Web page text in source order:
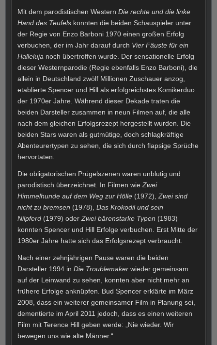
Mit dem parodistischen WesternDie rechte und die linke
Hand des Teufels konnten die beiden Schauspieler unter
der Regie von Enzo Barboni 1970 einen großen Erfolg
verbuchen, der im Jahr darauf durch Vier Fäuste für ein
Halleluja noch übertroffen wurde. Der sensationelle Erfolg
dieser Westernparodie (Regie ebenfalls Enzo Barboni), die
allein in Deutschland zwölf Millionen Zuschauer anzog,
etablierte Spencer und Hill als erfolgreichstes Komikerduo
der 1970er Jahre. Während dieser Dekade traten die
beiden Darsteller zusammen in neun Filmen auf, die alle
nach dem gleichen Erfolgsrezept hergestellt wurden. Die
beiden Stars waren als gutmütige, doch schlagkräftige
Abenteurertypen zu sehen, die sich durch flapsige Sprüche
hervortaten.
Die obligatorischen Prügelszenen waren unblutig und
parodistisch überzeichnet. In Filmen wieZwei
Himmelhunde auf dem Weg zur Hölle (1972),Zwei sind
nicht zu bremsen (1978),Das Krokodil und sein
Nilpferd (1979) oderZwei bärenstarke Typen (1983)
konnten Spencer und Hill Erfolge verbuchen. Erst Mitte der
1980er Jahre hatte sich das Erfolgsrezept verbraucht.
Nach einer zehnjährigen Pause waren die beiden
Darsteller 1994 inDie Troublemaker wieder gemeinsam
auf der Leinwand zu sehen, konnten aber nicht mehr an
frühere Erfolge anknüpfen. Bud Spencer erklärte im März
2008, dass ein weiterer gemeinsamer Film in Planung sei,
dementierte im April 2011 jedoch, dass es einen weiteren
Film mit Terence Hill geben werde: „Nie wieder. Wir
bewegen uns wie alte Männer.“